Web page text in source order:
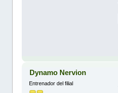
Dynamo Nervion
Entrenador del filial